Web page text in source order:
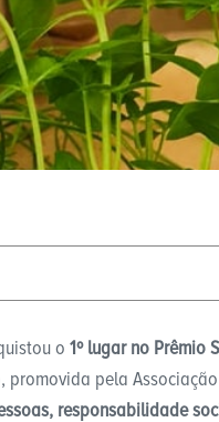
o 1º lugar no Prêmio
promovida pela
responsabilidade